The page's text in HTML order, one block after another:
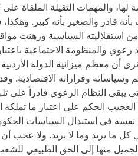
والمهمات الثقيلة الملقاة على
قادر والصغير بأنه كبير.
السياسية ورهنت
رعوي والمنظومة الاجتماعية
أن معظم ميزانية الدولة
وقراراته الاقتصادية.
يبقى النظام الرعوي قادراً على
الحكم على اعتبار ما تملكه
في استبدال السياسات
يريد وما لا يريد. ولا عجب أن
منها إلى الحق الطبيعي